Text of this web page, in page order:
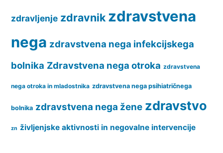
zdravljenje zdravnik zdravstvena
nega zdravstvena nega infekcijskega
bolnika Zdravstvena nega otroka zdravstvena
nega otroka in mladostnika zdravstvena nega psihiatričnega
bolnika zdravstvena nega žene zdravstvo
zn življenjske aktivnosti in negovalne intervencije